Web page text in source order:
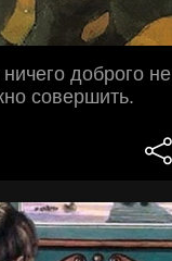
доброго не
совершить.